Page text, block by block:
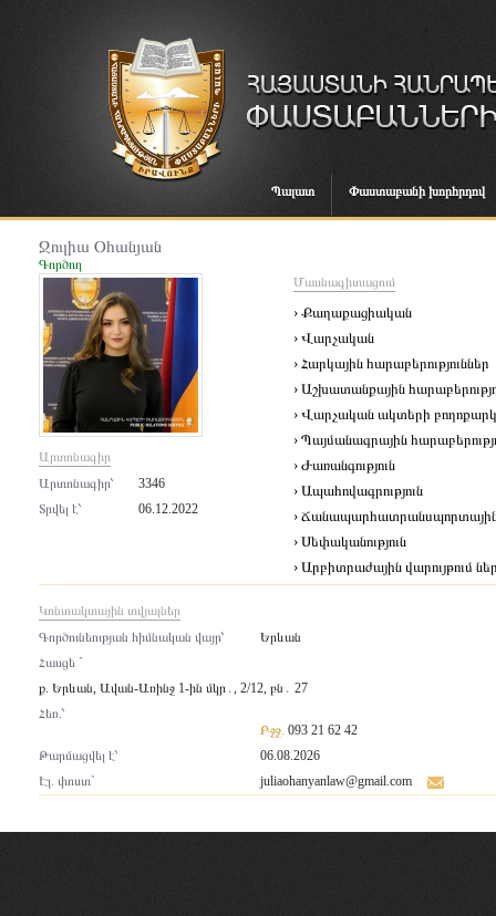
Պալատ Փաստաբանի խորհրդով
Ջուլիա Օհանյան
Գործող
Արտոնագիր
Արտոնագիր՝
3346
Տրվել է՝
06.12.2022
Մասնագիտացում
› Քաղաքացիական
› Վարչական
› Հարկային հարաբերություններ
› Աշխատանքային
› Վարչական ակտերի
› Պայմանագրային
› Ժառանգություն
› Ապահովագրություն
›
› Սեփականություն
› Արբիտրաժային վարույթում
Կոնտակտային տվյալներ
Գործունեության հիմնական վայր՝
Երևան
Հասցե `
ք. Երևան, Ավան-Առինջ 1-ին մկր․, 2/12, բն․ 27
Հեռ.՝
Բջջ. 093 21 62 42
Թարմացվել է՝
06.08.2026
Էլ. փոստ`
juliaohanyanlaw@gmail.com